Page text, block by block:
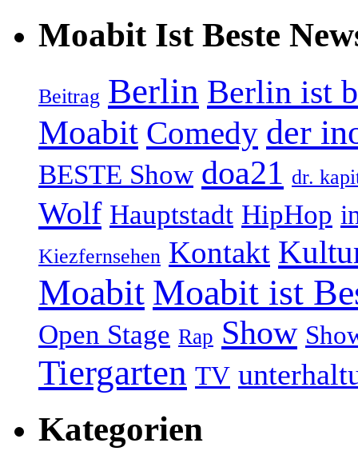
Moabit Ist Beste
Beitrag Berlin Berlin ist
Moabit Comedy der
BESTE Show doa21 dr.
Wolf Hauptstadt HipHop
Kiezfernsehen Kontakt
Moabit Moabit ist
Open Stage Rap Show
Tiergarten TV
Kategorien